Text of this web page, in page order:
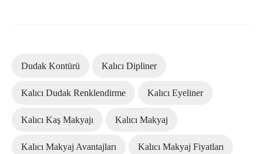
Dudak Kontürü Kalıcı Dipliner
Kalıcı Dudak Renklendirme Kalıcı Eyeliner
Kalıcı Kaş Makyajı Kalıcı Makyaj
Kalıcı Makyaj Avantajları Kalıcı Makyaj Fiyatları